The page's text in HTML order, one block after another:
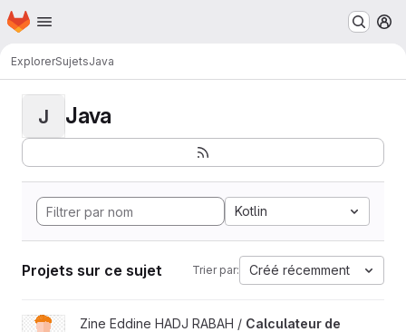
Passer au contenu principal
Page d'accueil
ExplorerSujetsJava
J Java
Kotlin
Projets sur ce sujet Trier par: Créé récemment
Afficher le projet Calculateur de IMC iOS Android
Zine Eddine HADJ RABAH / Calculateur de